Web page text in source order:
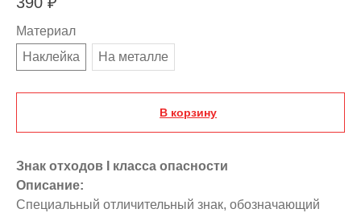
Материал
Наклейка
На металле
В корзину
Знак отходов I класса опасности
Описание:
Специальный отличительный знак, обозначающий